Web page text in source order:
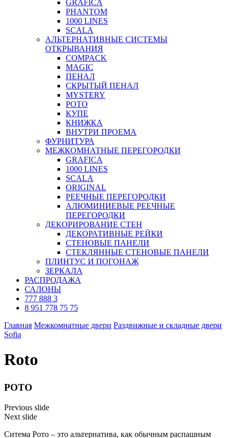
GRAFICA
PHANTOM
1000 LINES
SCALA
АЛЬТЕРНАТИВНЫЕ СИСТЕМЫ
ОТКРЫВАНИЯ
COMPACK
MAGIC
ПЕНАЛ
СКРЫТЫЙ ПЕНАЛ
MYSTERY
РОТО
КУПЕ
КНИЖКА
ВНУТРИ ПРОЕМА
ФУРНИТУРА
МЕЖКОМНАТНЫЕ ПЕРЕГОРОДКИ
GRAFICA
1000 LINES
SCALA
ORIGINAL
РЕЕЧНЫЕ ПЕРЕГОРОДКИ
АЛЮМИНИЕВЫЕ РЕЕЧНЫЕ
ПЕРЕГОРОДКИ
ДЕКОРИРОВАНИЕ СТЕН
ДЕКОРАТИВНЫЕ РЕЙКИ
СТЕНОВЫЕ ПАНЕЛИ
СТЕКЛЯННЫЕ СТЕНОВЫЕ ПАНЕЛИ
ПЛИНТУС И ПОГОНАЖ
ЗЕРКАЛА
РАСПРОДАЖА
САЛОНЫ
777 888 3
8 951 778 75 75
Главная Межкомнатные двери Раздвижные и складные двери
Sofia
Roto
РОТО
Previous slide
Next slide
Ситема Рото – это альтернатива, как обычным распашным